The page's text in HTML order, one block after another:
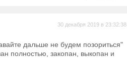
30 декабря 2019 в 23:32:38
дальше не будем позориться"
полностью, закопан, выкопан и